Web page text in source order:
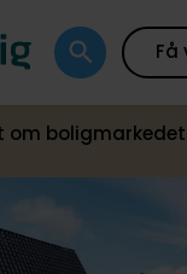
Få
om boligmarkedet